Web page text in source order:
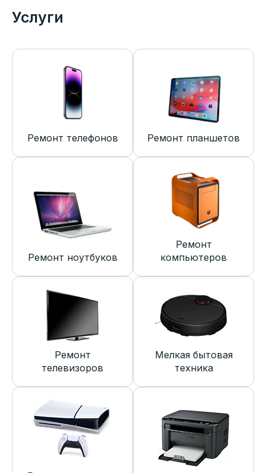
Услуги
Ремонт телефонов Ремонт планшетов
Ремонт ноутбуков
Ремонт
компьютеров
Ремонт
телевизоров
Мелкая бытовая
техника